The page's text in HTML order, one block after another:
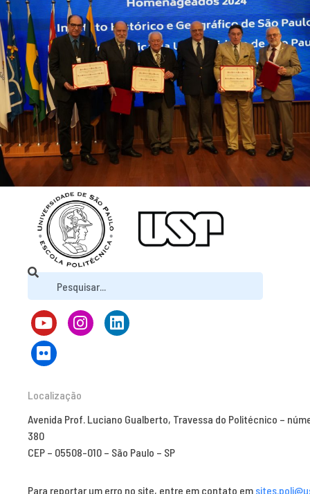
Localização
Avenida Prof. Luciano Gualberto, Travessa do Politécnico –
380
CEP – 05508-010 – São Paulo – SP
Para reportar um erro no site, entre em contato em